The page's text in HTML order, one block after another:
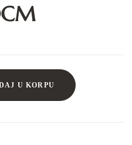
U KORPU